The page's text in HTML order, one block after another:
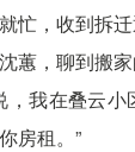
忙，收到拆迁
蕙，聊到搬
，我在叠云
房租。”